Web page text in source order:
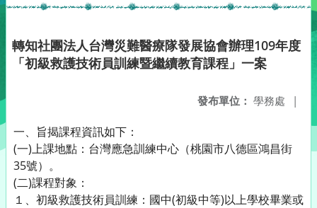
轉知社團法人台灣災難醫療隊發展協會辦理109年度
「初級救護技術員訓練暨繼續教育課程」一案
發布單位： 學務處 |
一、旨揭課程資訊如下：
(一)上課地點：台灣應急訓練中心（桃園市八德區鴻昌街
35號）。
(二)課程對象：
１、初級救護技術員訓練：國中(初級中等)以上學校畢業或